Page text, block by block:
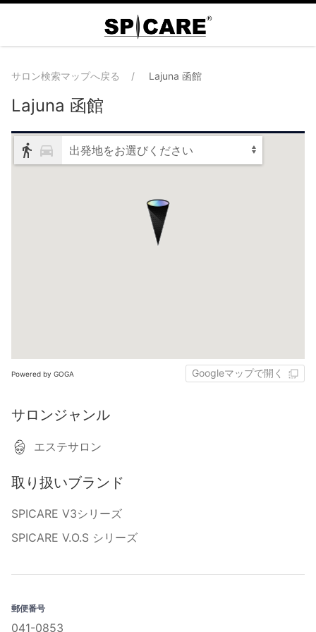
サロン検索マップへ戻る Lajuna 函館
Lajuna 函館
出発地をお選びください
Powered by GOGA Googleマップで開く
サロンジャンル
エステサロン
取り扱いブランド
SPICARE V3シリーズ
SPICARE V.O.S シリーズ
郵便番号
041-0853